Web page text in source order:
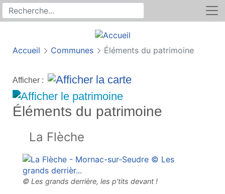
Recherche sur le site
Rechercher
Accueil Communes Éléments du patrimoine
Afficher :
Éléments du patrimoine
La Flèche